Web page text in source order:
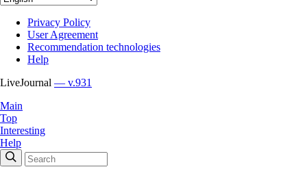
Privacy Policy
User Agreement
Recommendation technologies
Help
LiveJournal — v.931
Main
Top
Interesting
Help